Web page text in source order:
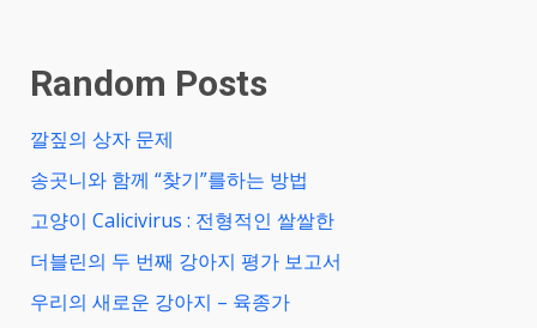
Random Posts
깔짚의 상자 문제
송곳니와 함께 “찾기”를하는 방법
고양이 Calicivirus : 전형적인 쌀쌀한
더블린의 두 번째 강아지 평가 보고서
우리의 새로운 강아지 – 육종가